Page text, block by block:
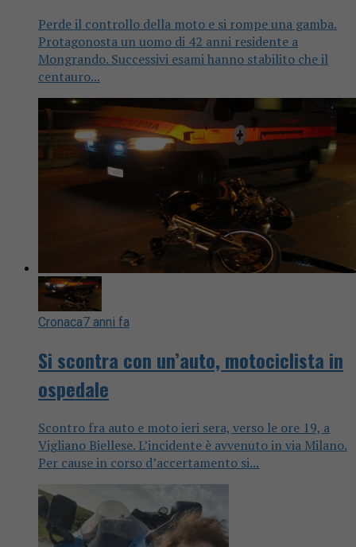
Perde il controllo della moto e si rompe una gamba.
Protagonosta un uomo di 42 anni residente a
Mongrando. Successivi esami hanno stabilito che il
centauro...
Cronaca7 anni fa
Si scontra con un’auto, motociclista in
ospedale
Scontro fra auto e moto ieri sera, verso le ore 19, a
Vigliano Biellese. L’incidente è avvenuto in via Milano.
Per cause in corso d’accertamento si...